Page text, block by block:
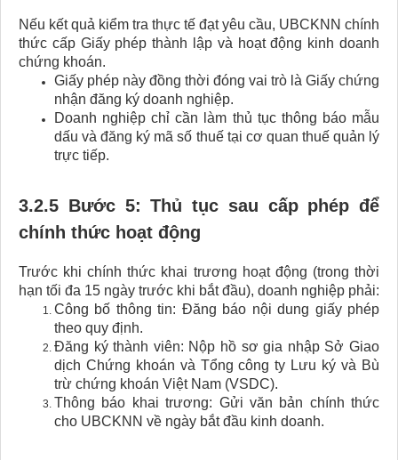
Nếu kết quả kiểm tra thực tế đạt yêu cầu, UBCKNN chính
thức cấp Giấy phép thành lập và hoạt động kinh doanh
chứng khoán.
Giấy phép này đồng thời đóng vai trò là Giấy chứng
nhận đăng ký doanh nghiệp.
Doanh nghiệp chỉ cần làm thủ tục thông báo mẫu
dấu và đăng ký mã số thuế tại cơ quan thuế quản lý
trực tiếp.
3.2.5 Bước 5: Thủ tục sau cấp phép để
chính thức hoạt động
Trước khi chính thức khai trương hoạt động (trong thời
hạn tối đa 15 ngày trước khi bắt đầu), doanh nghiệp phải:
Công bố thông tin: Đăng báo nội dung giấy phép
theo quy định.
Đăng ký thành viên: Nộp hồ sơ gia nhập Sở Giao
dịch Chứng khoán và Tổng công ty Lưu ký và Bù
trừ chứng khoán Việt Nam (VSDC).
Thông báo khai trương: Gửi văn bản chính thức
cho UBCKNN về ngày bắt đầu kinh doanh.